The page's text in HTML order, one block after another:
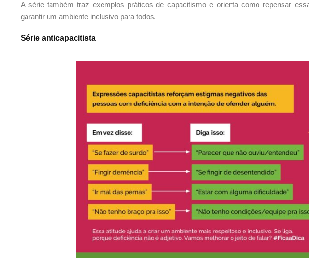
A série também traz exemplos práticos de capacitismo e orienta como repensar
garantir um ambiente inclusivo para todos.
Série anticapacitista